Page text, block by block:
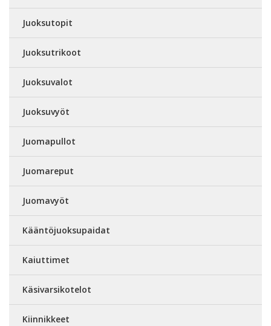
Juoksutopit
Juoksutrikoot
Juoksuvalot
Juoksuvyöt
Juomapullot
Juomareput
Juomavyöt
Kääntöjuoksupaidat
Kaiuttimet
Käsivarsikotelot
Kiinnikkeet